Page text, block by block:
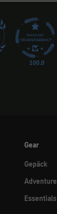
100.0
Gear
Gepäck
Adventure
Essentials